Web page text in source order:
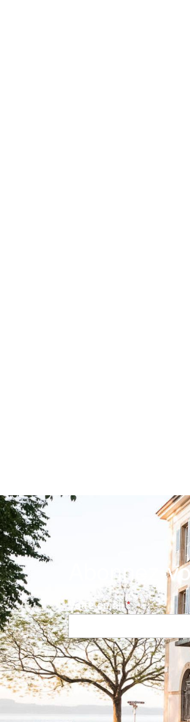
Abonnez-
Votre email